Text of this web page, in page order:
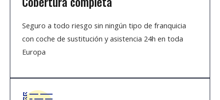
Seguro a todo riesgo sin ningún tipo de franquicia
con coche de sustitución y asistencia 24h en toda
Europa